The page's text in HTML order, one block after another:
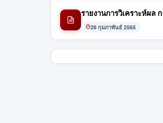
รายงานการวิเคราะห์ผล
28 กุมภาพันธ์ 2565